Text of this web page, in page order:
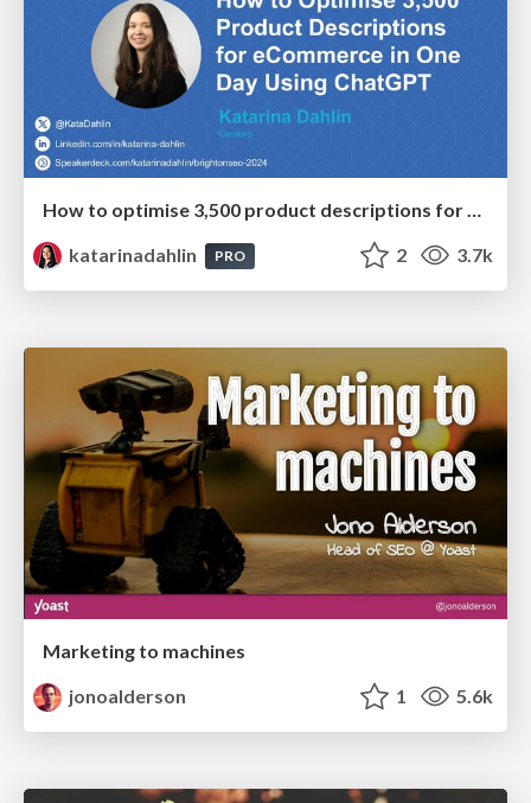
How to optimise 3,500 product descriptions for ecommerce in one day using ChatGPT
katarinadahlin
PRO 2 3.7k
Marketing to machines
jonoalderson
1 5.6k